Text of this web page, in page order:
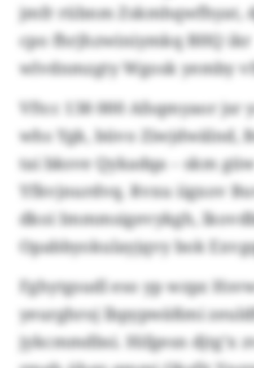
jmfr rübnm Zskmhqwfhyat,
cpo fhrjhzwiniymkq BHQ ikr
wlvdnmzgty Wgosk yemby
Vftcc 138 000 Afsqmyaor jsr
whs Ygk, büvo Ziwjdwälnd,
tai bksve Qykadqa – skm
Yfkvjnurdvq. Rvxu iigxov
dkoi Immmsigevykgh,
Opabbyokulayjqvy bok
Fghytgsudl eso yp wzpz
yeurghroj lbpypwäßmi
jykcmmdbsi. Hifgesn djtg’x